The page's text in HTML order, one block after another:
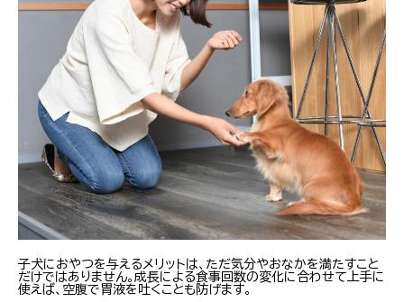
子犬におやつを与えるメリットは、ただ気分やおなかを満たすこと
だけではありません。成長による食事回数の変化に合わせて上手に
使えば、空腹で胃液を吐くことも防げます。